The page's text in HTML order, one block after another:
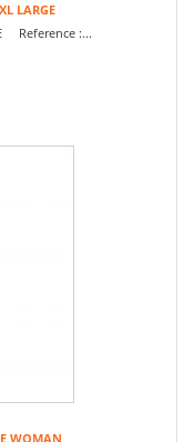
LARGE
Reference :...
WOMAN